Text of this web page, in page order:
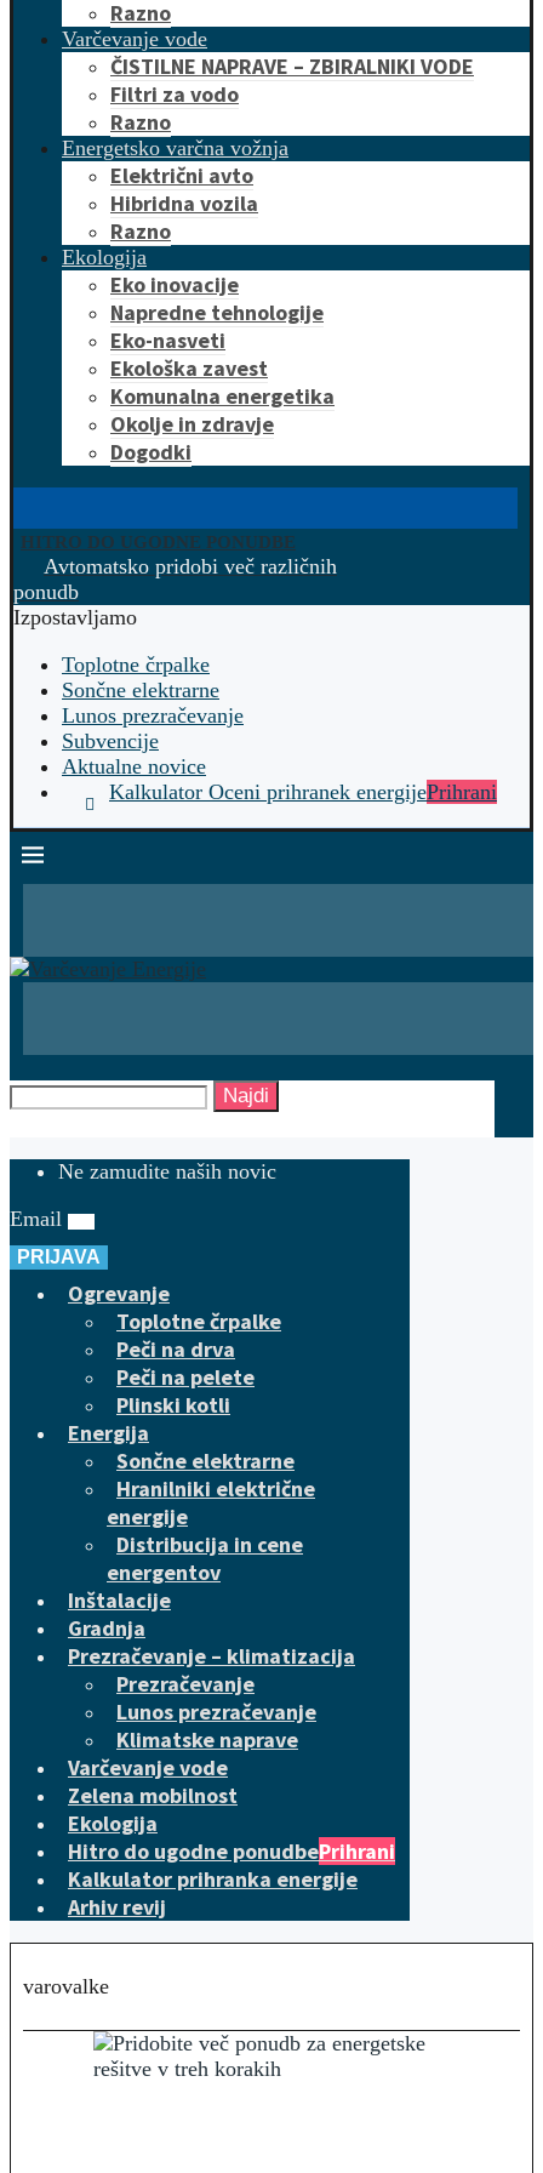
Razno
Varčevanje vode
ČISTILNE NAPRAVE – ZBIRALNIKI VODE
Filtri za vodo
Razno
Energetsko varčna vožnja
Električni avto
Hibridna vozila
Razno
Ekologija
Eko inovacije
Napredne tehnologije
Eko-nasveti
Ekološka zavest
Komunalna energetika
Okolje in zdravje
Dogodki
HITRO DO UGODNE PONUDBE
Avtomatsko pridobi več različnih
ponudb
Izpostavljamo
Toplotne črpalke
Sončne elektrarne
Lunos prezračevanje
Subvencije
Aktualne novice
Kalkulator Oceni prihranek energijePrihrani
Najdi
Ne zamudite naših novic
Email
PRIJAVA
Ogrevanje
Toplotne črpalke
Peči na drva
Peči na pelete
Plinski kotli
Energija
Sončne elektrarne
Hranilniki električne
energije
Distribucija in cene
energentov
Inštalacije
Gradnja
Prezračevanje – klimatizacija
Prezračevanje
Lunos prezračevanje
Klimatske naprave
Varčevanje vode
Zelena mobilnost
Ekologija
Hitro do ugodne ponudbePrihrani
Kalkulator prihranka energije
Arhiv revij
varovalke